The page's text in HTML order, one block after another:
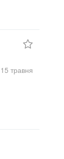
15 травня